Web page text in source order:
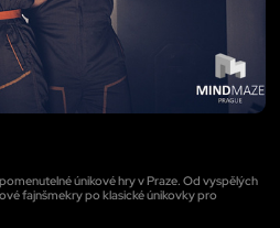
únikové hry v Praze. Od vyspělých
fajnšmekry po klasické únikovky pro